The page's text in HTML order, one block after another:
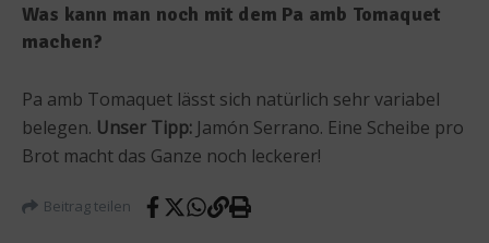
Was kann man noch mit dem Pa amb Tomaquet
machen?
Pa amb Tomaquet lässt sich natürlich sehr variabel
belegen. Unser Tipp: Jamón Serrano. Eine Scheibe pro
Brot macht das Ganze noch leckerer!
Beitrag teilen